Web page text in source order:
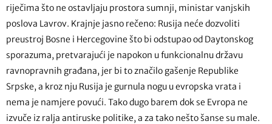
riječima što ne ostavljaju prostora sumnji, ministar vanjskih
poslova Lavrov. Krajnje jasno rečeno: Rusija neće dozvoliti
preustroj Bosne i Hercegovine što bi odstupao od Daytonskog
sporazuma, pretvarajući je napokon u funkcionalnu državu
ravnopravnih građana, jer bi to značilo gašenje Republike
Srpske, a kroz nju Rusija je gurnula nogu u evropska vrata i
nema je namjere povući. Tako dugo barem dok se Evropa ne
izvuče iz ralja antiruske politike, a za tako nešto šanse su male.